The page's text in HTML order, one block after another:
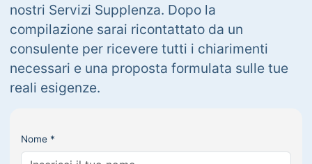
nostri Servizi Supplenza. Dopo la
compilazione sarai ricontattato da un
consulente per ricevere tutti i chiarimenti
necessari e una proposta formulata sulle tue
reali esigenze.
Nome *